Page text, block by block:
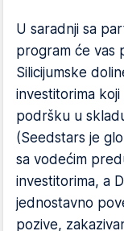
U saradnji sa
program će vas
Silicijumske
investitorima
podršku u
(Seedstars je
sa vodećim
investitorima, a
jednostavno
pozive,